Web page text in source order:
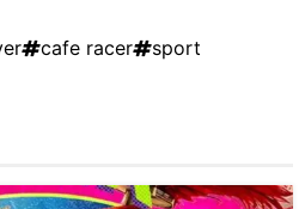
cafe racer
sport